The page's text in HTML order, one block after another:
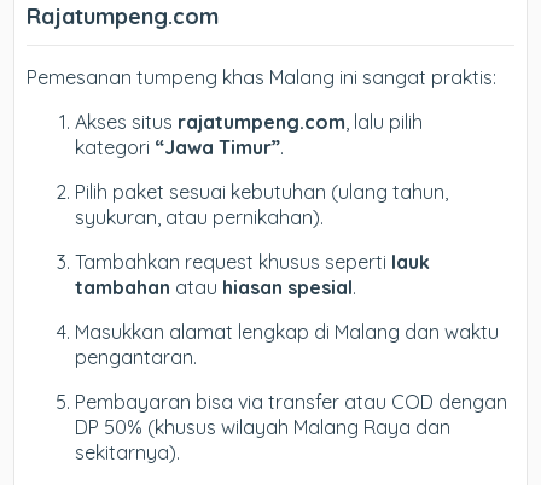
Rajatumpeng.com
Pemesanan tumpeng khas Malang ini sangat praktis:
Akses situs rajatumpeng.com , lalu pilih
kategori “Jawa Timur”.
Pilih paket sesuai kebutuhan (ulang tahun,
syukuran, atau pernikahan).
Tambahkan request khusus seperti lauk
tambahan atau hiasan spesial.
Masukkan alamat lengkap di Malang dan waktu
pengantaran.
Pembayaran bisa via transfer atau COD dengan
DP 50% (khusus wilayah Malang Raya dan
sekitarnya).